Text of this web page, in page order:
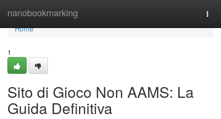
nanobookmarking
Home
Home
1
Sito di Gioco Non AAMS: La
Guida Definitiva